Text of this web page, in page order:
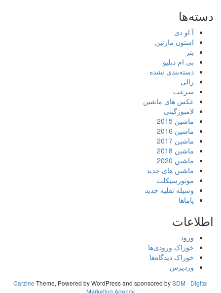
دسته‌ها
آ او دی
استون مارتین
بنز
بی ام دبلیو
دسته‌بندی نشده
رالی
سرعت
عکس های ماشین
لامبورگینی
ماشین 2015
ماشین 2016
ماشین 2017
ماشین 2018
ماشین 2020
ماشین های جدید
موتورسیکلت
وسیله نقلیه جدید
یاماها
اطلاعات
ورود
خوراک ورودی‌ها
خوراک دیدگاه‌ها
وردپرس
CarzineTheme, Powered by WordPress and sponsored bySDM - Digital
Marketing Agency